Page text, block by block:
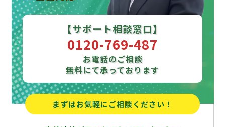
【サポート相談窓口】
0120-769-487
お電話のご相談
無料にて承っております
まずはお気軽にご相談ください！